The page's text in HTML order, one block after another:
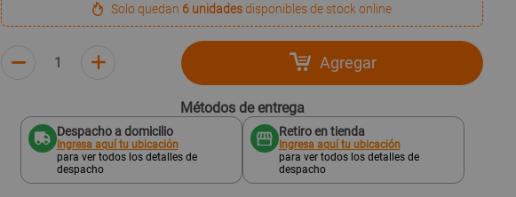
Solo quedan 6 unidadesdisponibles de stock online
Agregar
Métodos de entrega
Despacho a domicilio
Ingresa aquí tu ubicación
para ver todos los detalles de
despacho
Retiro en tienda
Ingresa aquí tu ubicación
para ver todos los detalles de
despacho